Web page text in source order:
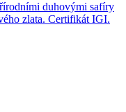
duhovými safíry
zlata. Certifikát IGI.